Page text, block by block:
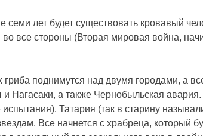
семи лет будет существовать кровавый
во все стороны (Вторая мировая война,
поднимутся над двумя городами, а
Нагасаки, а также Чернобыльская
Татария (так в старину
Все начнется с храбреца, который